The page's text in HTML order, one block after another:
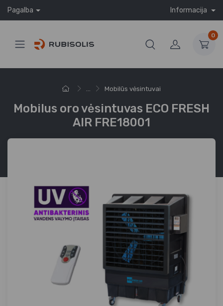
Pagalba Informacija
0
... Mobilūs vėsintuvai
Mobilus oro vėsintuvas ECO FRESH
AIR FRE18001